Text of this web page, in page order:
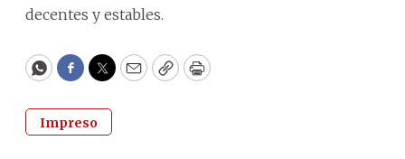
decentes y estables.
WhatsApp
Facebook
Twitter
EmailCopyPrint
Impreso